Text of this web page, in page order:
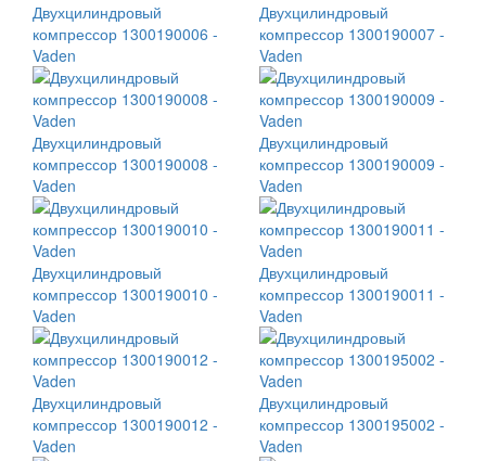
Двухцилиндровый
компрессор 1300190006 -
Vaden
Двухцилиндровый
компрессор 1300190007 -
Vaden
Двухцилиндровый
компрессор 1300190008 -
Vaden
Двухцилиндровый
компрессор 1300190009 -
Vaden
Двухцилиндровый
компрессор 1300190010 -
Vaden
Двухцилиндровый
компрессор 1300190011 -
Vaden
Двухцилиндровый
компрессор 1300190012 -
Vaden
Двухцилиндровый
компрессор 1300195002 -
Vaden